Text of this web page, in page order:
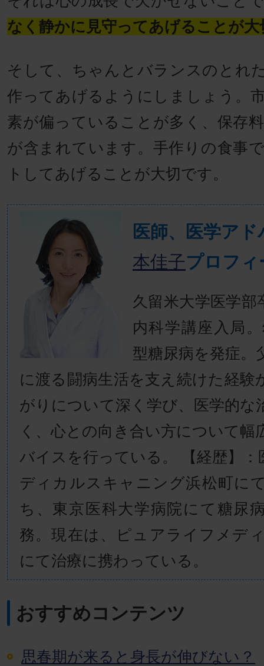
なく静かに見守ってあげることが大
そして、ちゃんとバランスのとれ
作ってあげるようにしましょう。
素が偏っていることが多く、保存
が含まれています。手作りの食事
トしてあげることが大切です。
医師、医学ア
本佳子プロフィ
久留米大学医学部
内科学講座入局
型糖尿病を発症。
に渡る闘病生活を支え続けた経験
がりについて深く学び、医学的な
く、心との向き合い方について幅
バイスを行っている。 【経歴】：
ディカルスキャニング浜松町に
ち、東京医科大学病院にて糖尿
務。現在は、ピュアライフメデ
にて治療に携わっている。
おすすめコンテンツ
思春期が来ると身長が伸びない？